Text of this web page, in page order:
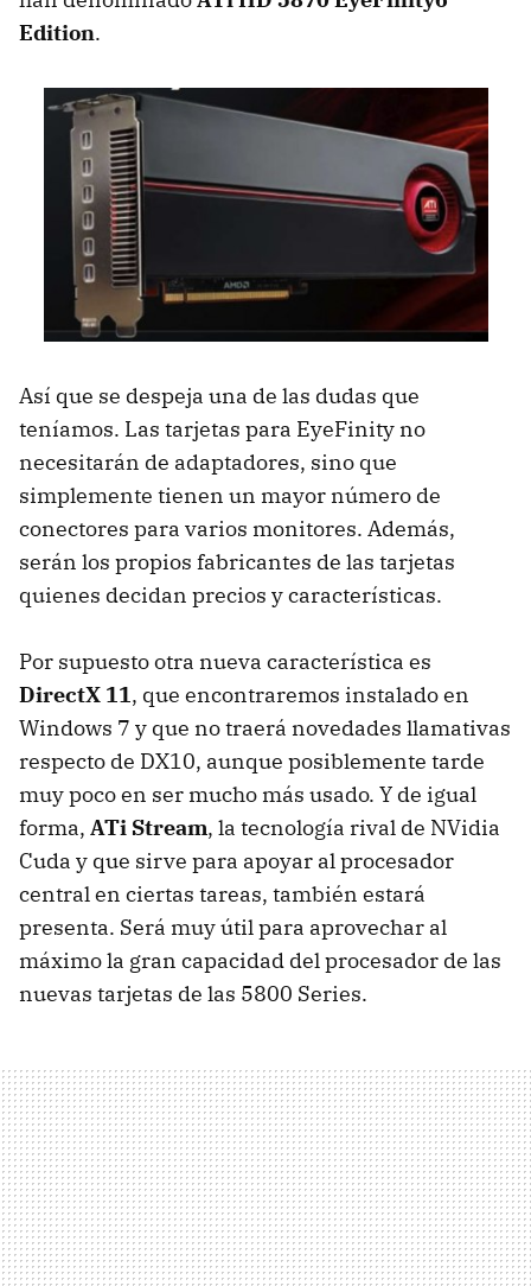
Edition.
Así que se despeja una de las dudas que
teníamos. Las tarjetas para EyeFinity no
necesitarán de adaptadores, sino que
simplemente tienen un mayor número de
conectores para varios monitores. Además,
serán los propios fabricantes de las tarjetas
quienes decidan precios y características.
Por supuesto otra nueva característica es
DirectX 11, que encontraremos instalado en
Windows 7 y que no traerá novedades llamativas
respecto de DX10, aunque posiblemente tarde
muy poco en ser mucho más usado. Y de igual
forma, ATi Stream, la tecnología rival de NVidia
Cuda y que sirve para apoyar al procesador
central en ciertas tareas, también estará
presenta. Será muy útil para aprovechar al
máximo la gran capacidad del procesador de las
nuevas tarjetas de las 5800 Series.